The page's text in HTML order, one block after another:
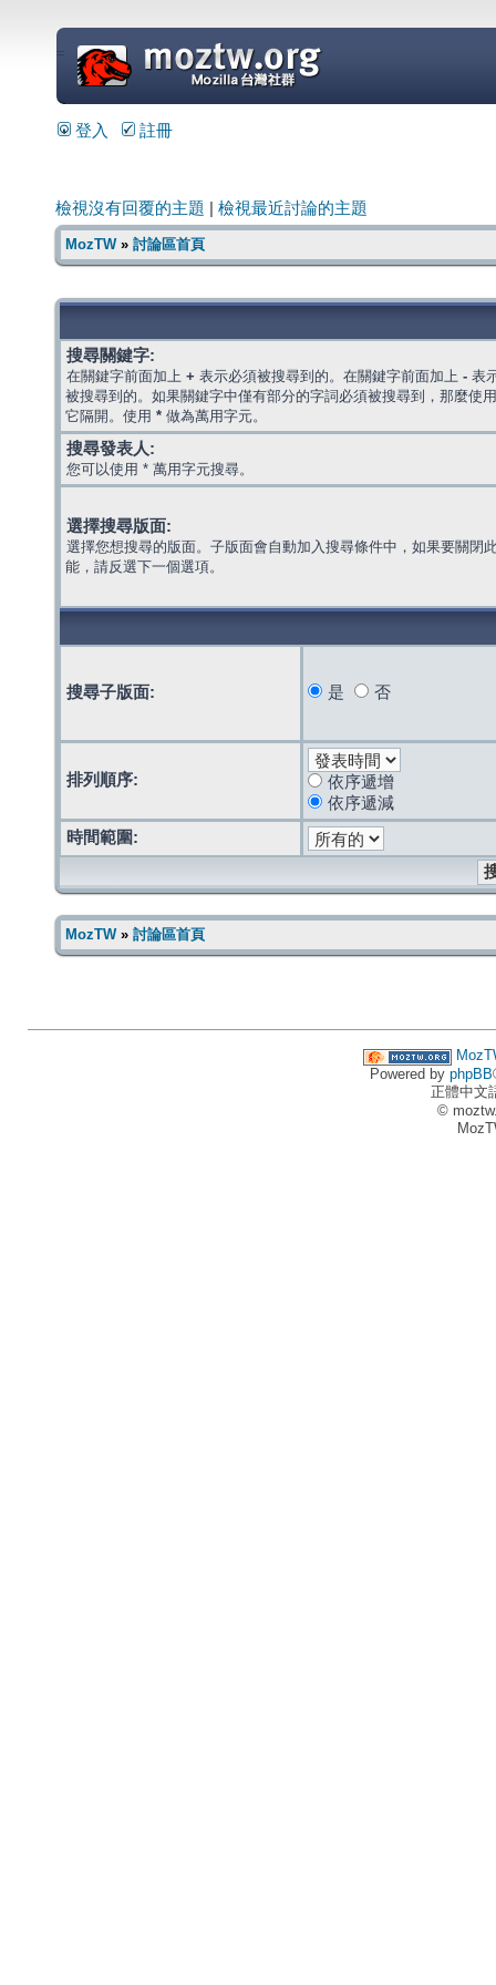
=
登入 註冊
檢視沒有回覆的主題 檢視最近討論的主題
MozTW» 討論區首頁
搜尋關鍵字:
在關鍵字前面加上 + 表示必須被搜尋到的。在關鍵字前面加上 - 表
被搜尋到的。如果關鍵字中僅有部分的字詞必須被搜尋到，那麼使
它隔開。使用 * 做為萬用字元。
搜尋發表人:
您可以使用 * 萬用字元搜尋。
選擇搜尋版面:
選擇您想搜尋的版面。子版面會自動加入搜尋條件中，如果要關閉
能，請反選下一個選項。
搜尋子版面: 是 否
排列順序:
依序遞增
依序遞減
時間範圍:
MozTW» 討論區首頁
Powered by phpBB
正體中文
©